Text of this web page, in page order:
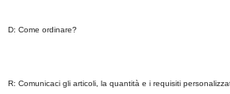
D: Come ordinare?
R: Comunicaci gli articoli, la quantità e i requisiti